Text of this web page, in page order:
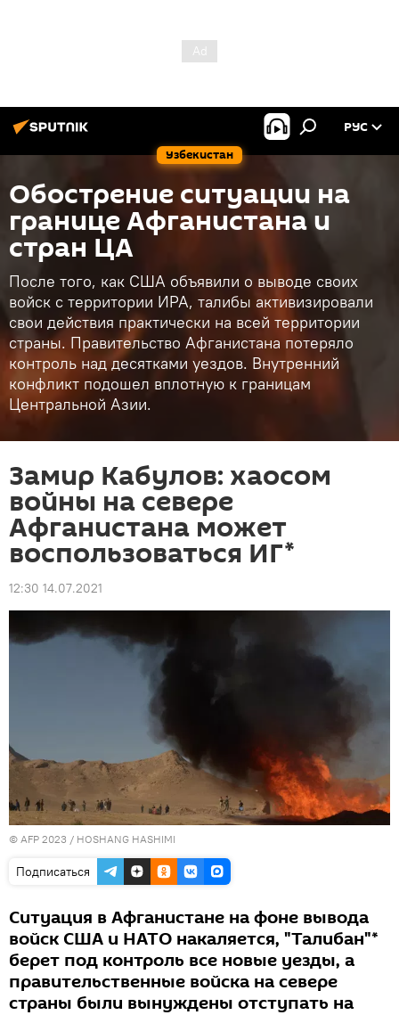
Узбекистан
РУС
Обострение ситуации на
границе Афганистана и
стран ЦА
После того, как США объявили о выводе своих
войск с территории ИРА, талибы активизировали
свои действия практически на всей территории
страны. Правительство Афганистана потеряло
контроль над десятками уездов. Внутренний
конфликт подошел вплотную к границам
Центральной Азии.
Замир Кабулов: хаосом
войны на севере
Афганистана может
воспользоваться ИГ*
12:30 14.07.2021
© AFP 2023 / HOSHANG HASHIMI
Подписаться
Ситуация в Афганистане на фоне вывода
войск США и НАТО накаляется, "Талибан"*
берет под контроль все новые уезды, а
правительственные войска на севере
страны были вынуждены отступать на